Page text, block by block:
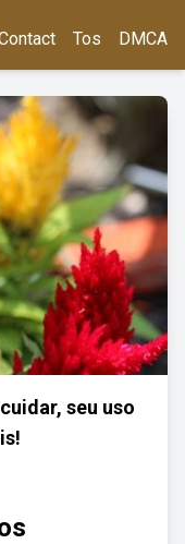
Tos DMCA
seu uso